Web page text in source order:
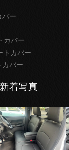
ー
カバー
カバー
バー
着写真